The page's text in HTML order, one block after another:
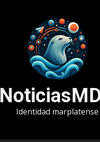
Identidad marplatense